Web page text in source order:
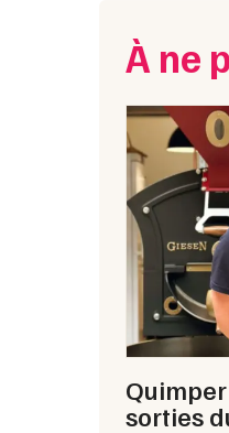
À ne
sorties